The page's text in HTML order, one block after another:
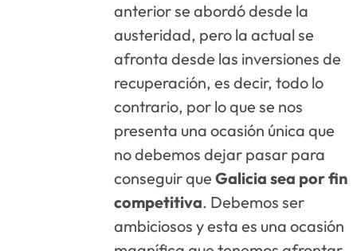
anterior se abordó desde la
austeridad, pero la actual se
afronta desde las inversiones de
recuperación, es decir, todo lo
contrario, por lo que se nos
presenta una ocasión única que
no debemos dejar pasar para
conseguir queGalicia sea por fin
competitiva. Debemos ser
ambiciosos y esta es una ocasión